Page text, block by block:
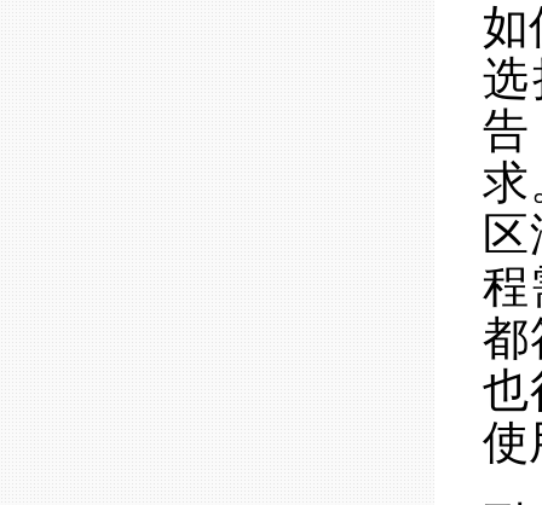
如
选
告
求
程
都
也
使